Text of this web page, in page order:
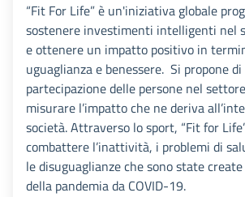
“Fit For Life” è un'iniziativa globale
sostenere investimenti intelligenti nel
e ottenere un impatto positivo in
uguaglianza e benessere. Si propone
partecipazione delle persone nel
misurare l’impatto che ne deriva
società. Attraverso lo sport, “Fit for
combattere l’inattività, i problemi di
le disuguaglianze che sono state
della pandemia da COVID-19.